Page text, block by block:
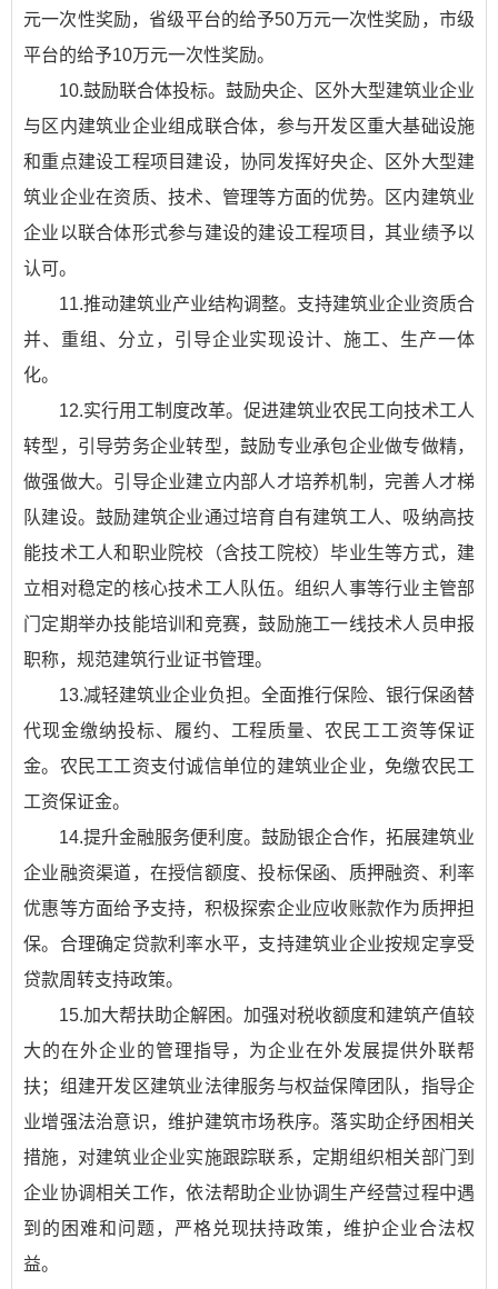
元一次性奖励，省级平台的给予50万元一次性奖励，市级
平台的给予10万元一次性奖励。
10.鼓励联合体投标。鼓励央企、区外大型建筑业企业
与区内建筑业企业组成联合体，参与开发区重大基础设施
和重点建设工程项目建设，协同发挥好央企、区外大型建
筑业企业在资质、技术、管理等方面的优势。区内建筑业
企业以联合体形式参与建设的建设工程项目，其业绩予以
认可。
11.推动建筑业产业结构调整。支持建筑业企业资质合
并、重组、分立，引导企业实现设计、施工、生产一体
化。
12.实行用工制度改革。促进建筑业农民工向技术工人
转型，引导劳务企业转型，鼓励专业承包企业做专做精，
做强做大。引导企业建立内部人才培养机制，完善人才梯
队建设。鼓励建筑企业通过培育自有建筑工人、吸纳高技
能技术工人和职业院校（含技工院校）毕业生等方式，建
立相对稳定的核心技术工人队伍。组织人事等行业主管部
门定期举办技能培训和竞赛，鼓励施工一线技术人员申报
职称，规范建筑行业证书管理。
13.减轻建筑业企业负担。全面推行保险、银行保函替
代现金缴纳投标、履约、工程质量、农民工工资等保证
金。农民工工资支付诚信单位的建筑业企业，免缴农民工
工资保证金。
14.提升金融服务便利度。鼓励银企合作，拓展建筑业
企业融资渠道，在授信额度、投标保函、质押融资、利率
优惠等方面给予支持，积极探索企业应收账款作为质押担
保。合理确定贷款利率水平，支持建筑业企业按规定享受
贷款周转支持政策。
15.加大帮扶助企解困。加强对税收额度和建筑产值较
大的在外企业的管理指导，为企业在外发展提供外联帮
扶；组建开发区建筑业法律服务与权益保障团队，指导企
业增强法治意识，维护建筑市场秩序。落实助企纾困相关
措施，对建筑业企业实施跟踪联系，定期组织相关部门到
企业协调相关工作，依法帮助企业协调生产经营过程中遇
到的困难和问题，严格兑现扶持政策，维护企业合法权
益。